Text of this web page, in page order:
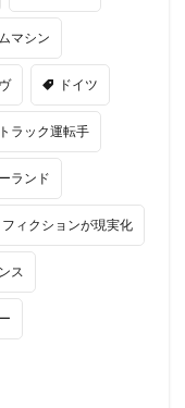
マシン
ドイツ
トラック運転手
ランド
フィクションが現実化
ス